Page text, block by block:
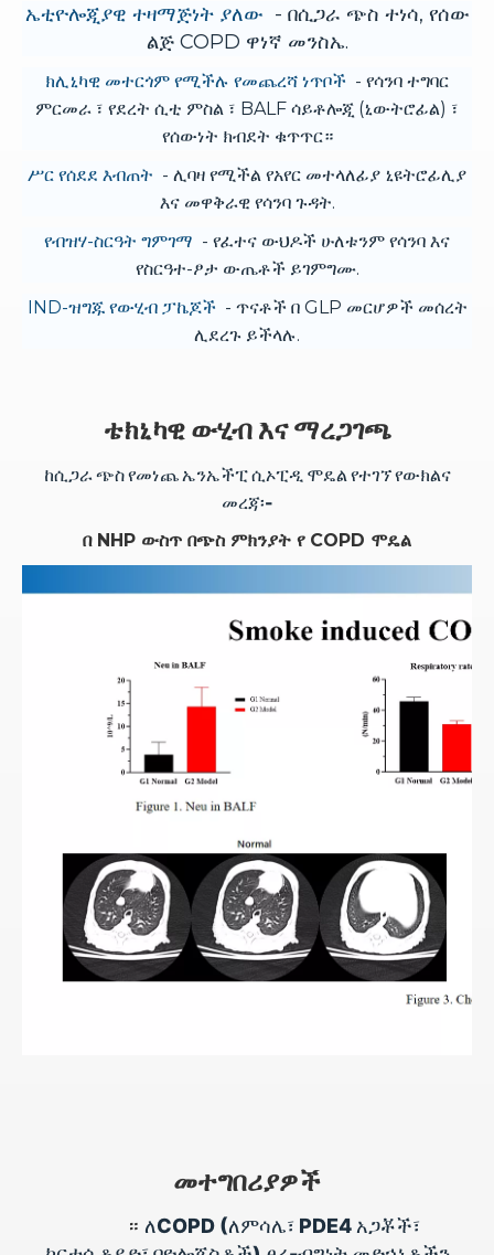
ኤቲዮሎጂያዊ ተዛማጅነት ያለው - በሲጋራ ጭስ ተነሳ, የሰው
ልጅ COPD ዋነኛ መንስኤ.
ክሊኒካዊ መተርጎም የሚችሉ የመጨረሻ ነጥቦች - የሳንባ ተግባር
ምርመራ ፣ የደረት ሲቲ ምስል ፣ BALF ሳይቶሎጂ (ኒውትሮፊል) ፣
የሰውነት ክብደት ቁጥጥር።
ሥር የሰደደ እብጠት - ሊባዛ የሚችል የአየር መተላለፊያ ኒዩትሮፊሊያ
እና መዋቅራዊ የሳንባ ጉዳት.
የብዝሃ-ስርዓት ግምገማ - የፈተና ውህዶች ሁለቱንም የሳንባ እና
የስርዓተ-ፆታ ውጤቶች ይገምግሙ.
IND-ዝግጁ የውሂብ ፓኬጆች - ጥናቶች በ GLP መርሆዎች መሰረት
ሊደረጉ ይችላሉ.
ቴክኒካዊ ውሂብ እና ማረጋገጫ
ከሲጋራ ጭስ የመነጨ ኤንኤችፒ ሲኦፒዲ ሞዴል የተገኘ የውክልና
መረጃ፡-
በ NHP ውስጥ በጭስ ምክንያት የ COPD ሞዴል
መተግበሪያዎች
። ለCOPD (ለምሳሌ፣ PDE4 አጋቾች፣